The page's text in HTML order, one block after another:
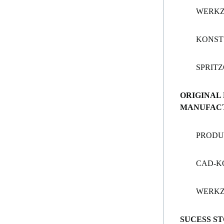
ORIGINAL
CAD-
SUCESS